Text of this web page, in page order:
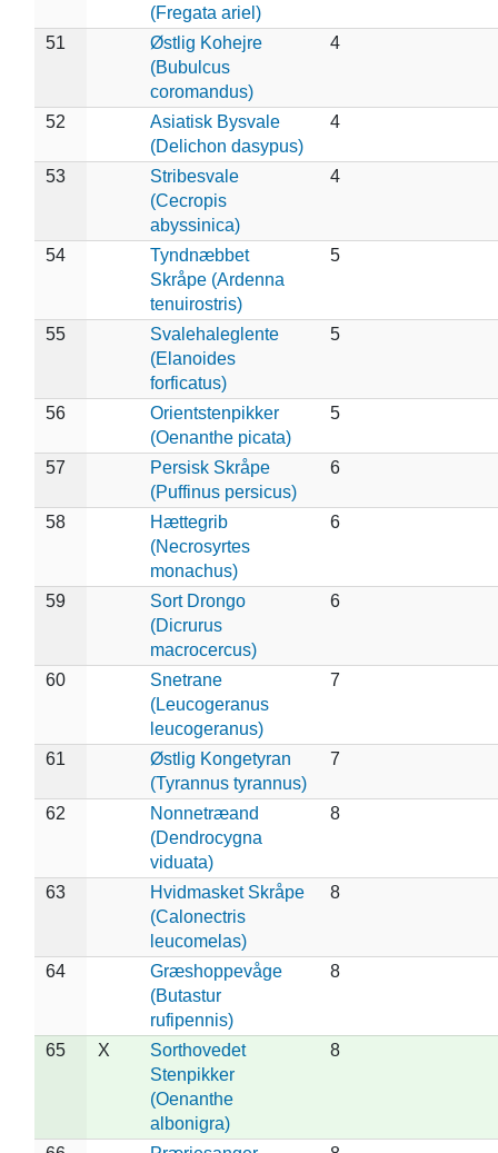
(Fregata ariel)
51
Østlig Kohejre
(Bubulcus
coromandus)
4
52
Asiatisk Bysvale
(Delichon dasypus)
4
53
Stribesvale
(Cecropis
abyssinica)
4
54
Tyndnæbbet
Skråpe (Ardenna
tenuirostris)
5
55
Svalehaleglente
(Elanoides
forficatus)
5
56
Orientstenpikker
(Oenanthe picata)
5
57
Persisk Skråpe
(Puffinus persicus)
6
58
Hættegrib
(Necrosyrtes
monachus)
6
59
Sort Drongo
(Dicrurus
macrocercus)
6
60
Snetrane
(Leucogeranus
leucogeranus)
7
61
Østlig Kongetyran
(Tyrannus tyrannus)
7
62
Nonnetræand
(Dendrocygna
viduata)
8
63
Hvidmasket Skråpe
(Calonectris
leucomelas)
8
64
Græshoppevåge
(Butastur
rufipennis)
8
65 X
Sorthovedet
Stenpikker
(Oenanthe
albonigra)
8